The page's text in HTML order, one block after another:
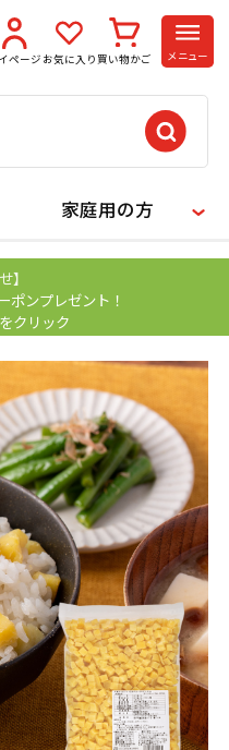
ページ お気に入り 買い物かご メニュー
家庭用の方
】
ポンプレゼント！
クリック